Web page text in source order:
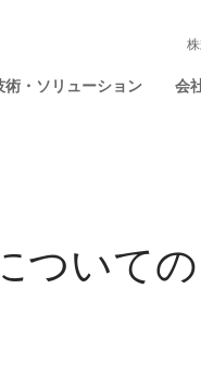
術・ソリューション 会
ついての